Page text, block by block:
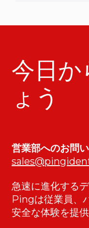
今日か
ょう
営業部へのお問
急速に進化する
Pingは従業員、
安全な体験を提